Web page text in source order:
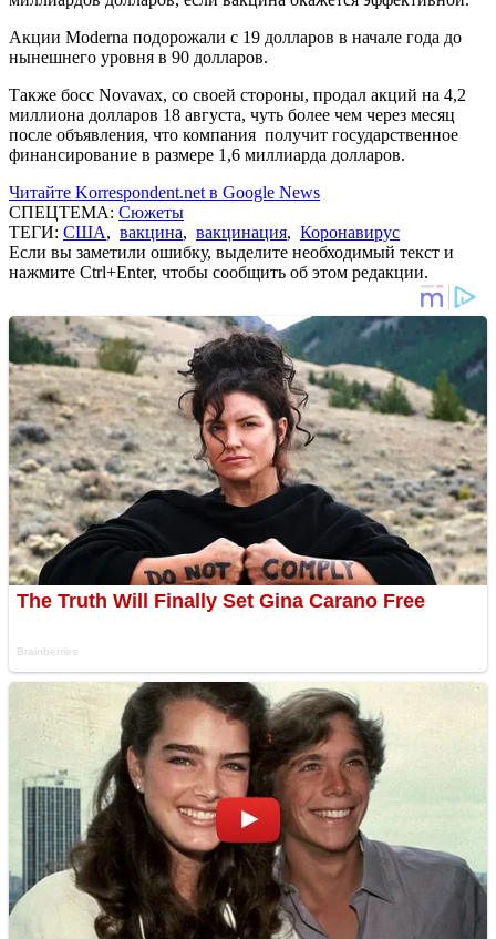
Акции Moderna подорожали с 19 долларов в начале года до
нынешнего уровня в 90 долларов.
Также босс Novavax, со своей стороны, продал акций на 4,2
миллиона долларов 18 августа, чуть более чем через месяц
после объявления, что компания получит государственное
финансирование в размере 1,6 миллиарда долларов.
Читайте Korrespondent.net в Google News
СПЕЦТЕМА: Сюжеты
ТЕГИ: США, вакцина, вакцинация, Коронавирус
Если вы заметили ошибку, выделите необходимый текст и
нажмите Ctrl+Enter, чтобы сообщить об этом редакции.